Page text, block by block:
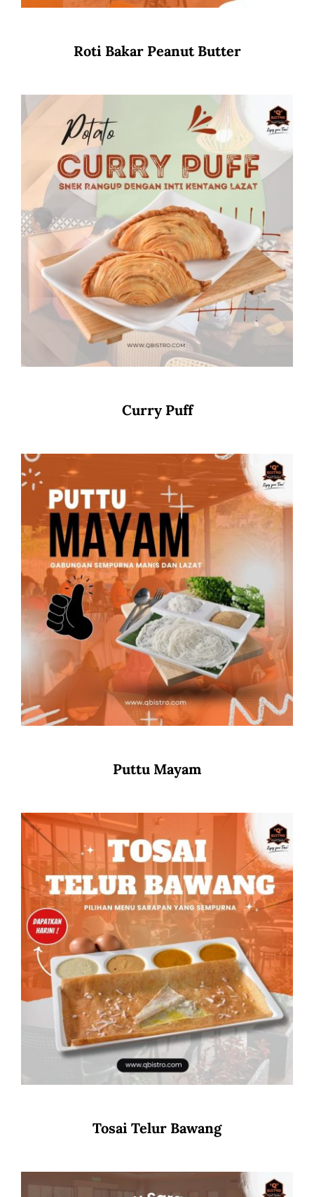
Roti Bakar Peanut Butter
Curry Puff
Puttu Mayam
Tosai Telur Bawang